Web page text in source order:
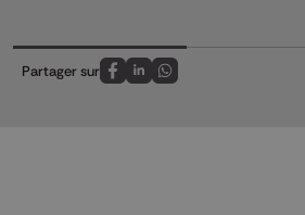
Partager sur
Partagez sur FaceBook
Partagez sur LinkedIn
Partagez sur Whatsapp